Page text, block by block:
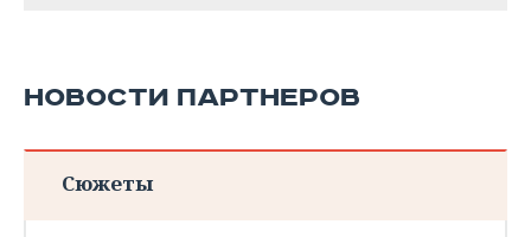
НОВОСТИ ПАРТНЕРОВ
Сюжеты